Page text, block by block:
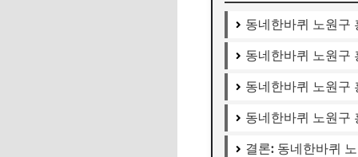
동네한바퀴 노원구
동네한바퀴 노원구
동네한바퀴 노원구
동네한바퀴 노원구
결론: 동네한바퀴